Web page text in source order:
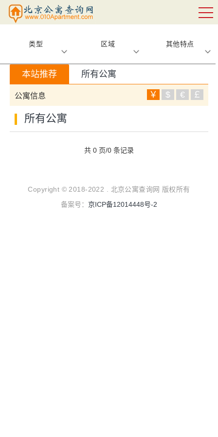
类型 区域 其他特点
本站推荐 所有公寓
公寓信息 ￥ $ € ￡
所有公寓
共 0 页/0 条记录
Copyright © 2018-2022 . 北京公寓查询网 版权所有
备案号： 京ICP备12014448号-2